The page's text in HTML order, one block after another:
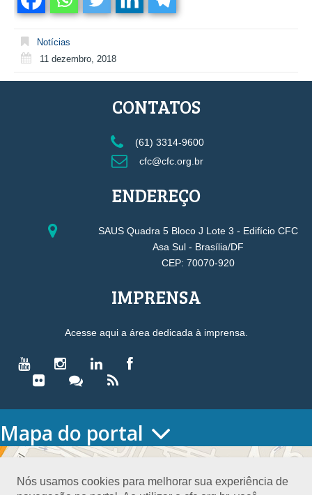
Notícias
11 dezembro, 2018
Nós usamos cookies para melhorar sua experiência de
CONTATOS
(61) 3314-9600
cfc@cfc.org.br
ENDEREÇO
SAUS Quadra 5 Bloco J Lote 3 - Edifício CFC
Asa Sul - Brasília/DF
CEP: 70070-920
IMPRENSA
Acesse aqui a área dedicada à imprensa.
Mapa do portal
HOME
Conselho Diretor